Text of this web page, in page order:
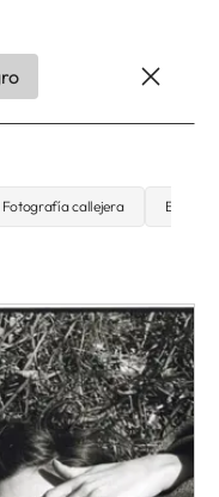
Fotografía callejera